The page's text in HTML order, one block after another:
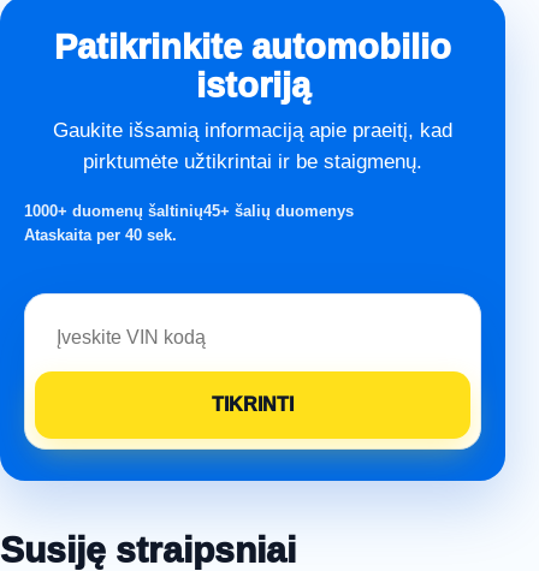
Patikrinkite automobilio
istoriją
Gaukite išsamią informaciją apie praeitį, kad
pirktumėte užtikrintai ir be staigmenų.
1000+ duomenų šaltinių45+ šalių duomenys
Ataskaita per 40 sek.
Susiję straipsniai